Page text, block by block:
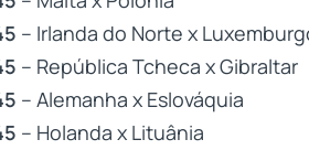
– Irlanda do Norte x
– República Tcheca x Gibraltar
– Alemanha x Eslováquia
– Holanda x Lituânia